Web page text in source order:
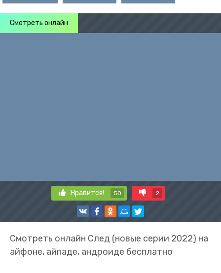
Смотреть онлайн
Нравится! 50 2
Смотреть онлайн След (новые серии 2022) на
айфоне, айпаде, андроиде бесплатно